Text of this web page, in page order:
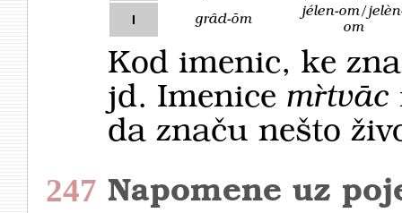
I grȃd-ōm
jélen-om/
om
Kod imenic, ke
jd. Imenice mȑtvāc
da značu nešto
247 Napomene uz